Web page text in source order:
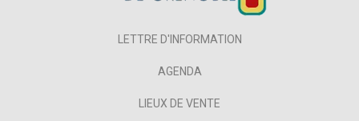
LETTRE D'INFORMATION
AGENDA
LIEUX DE VENTE